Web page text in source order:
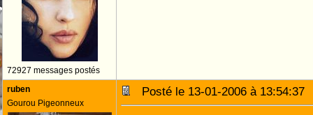
72927 messages postés
ruben
Gourou Pigeonneux
Posté le 13-01-2006 à